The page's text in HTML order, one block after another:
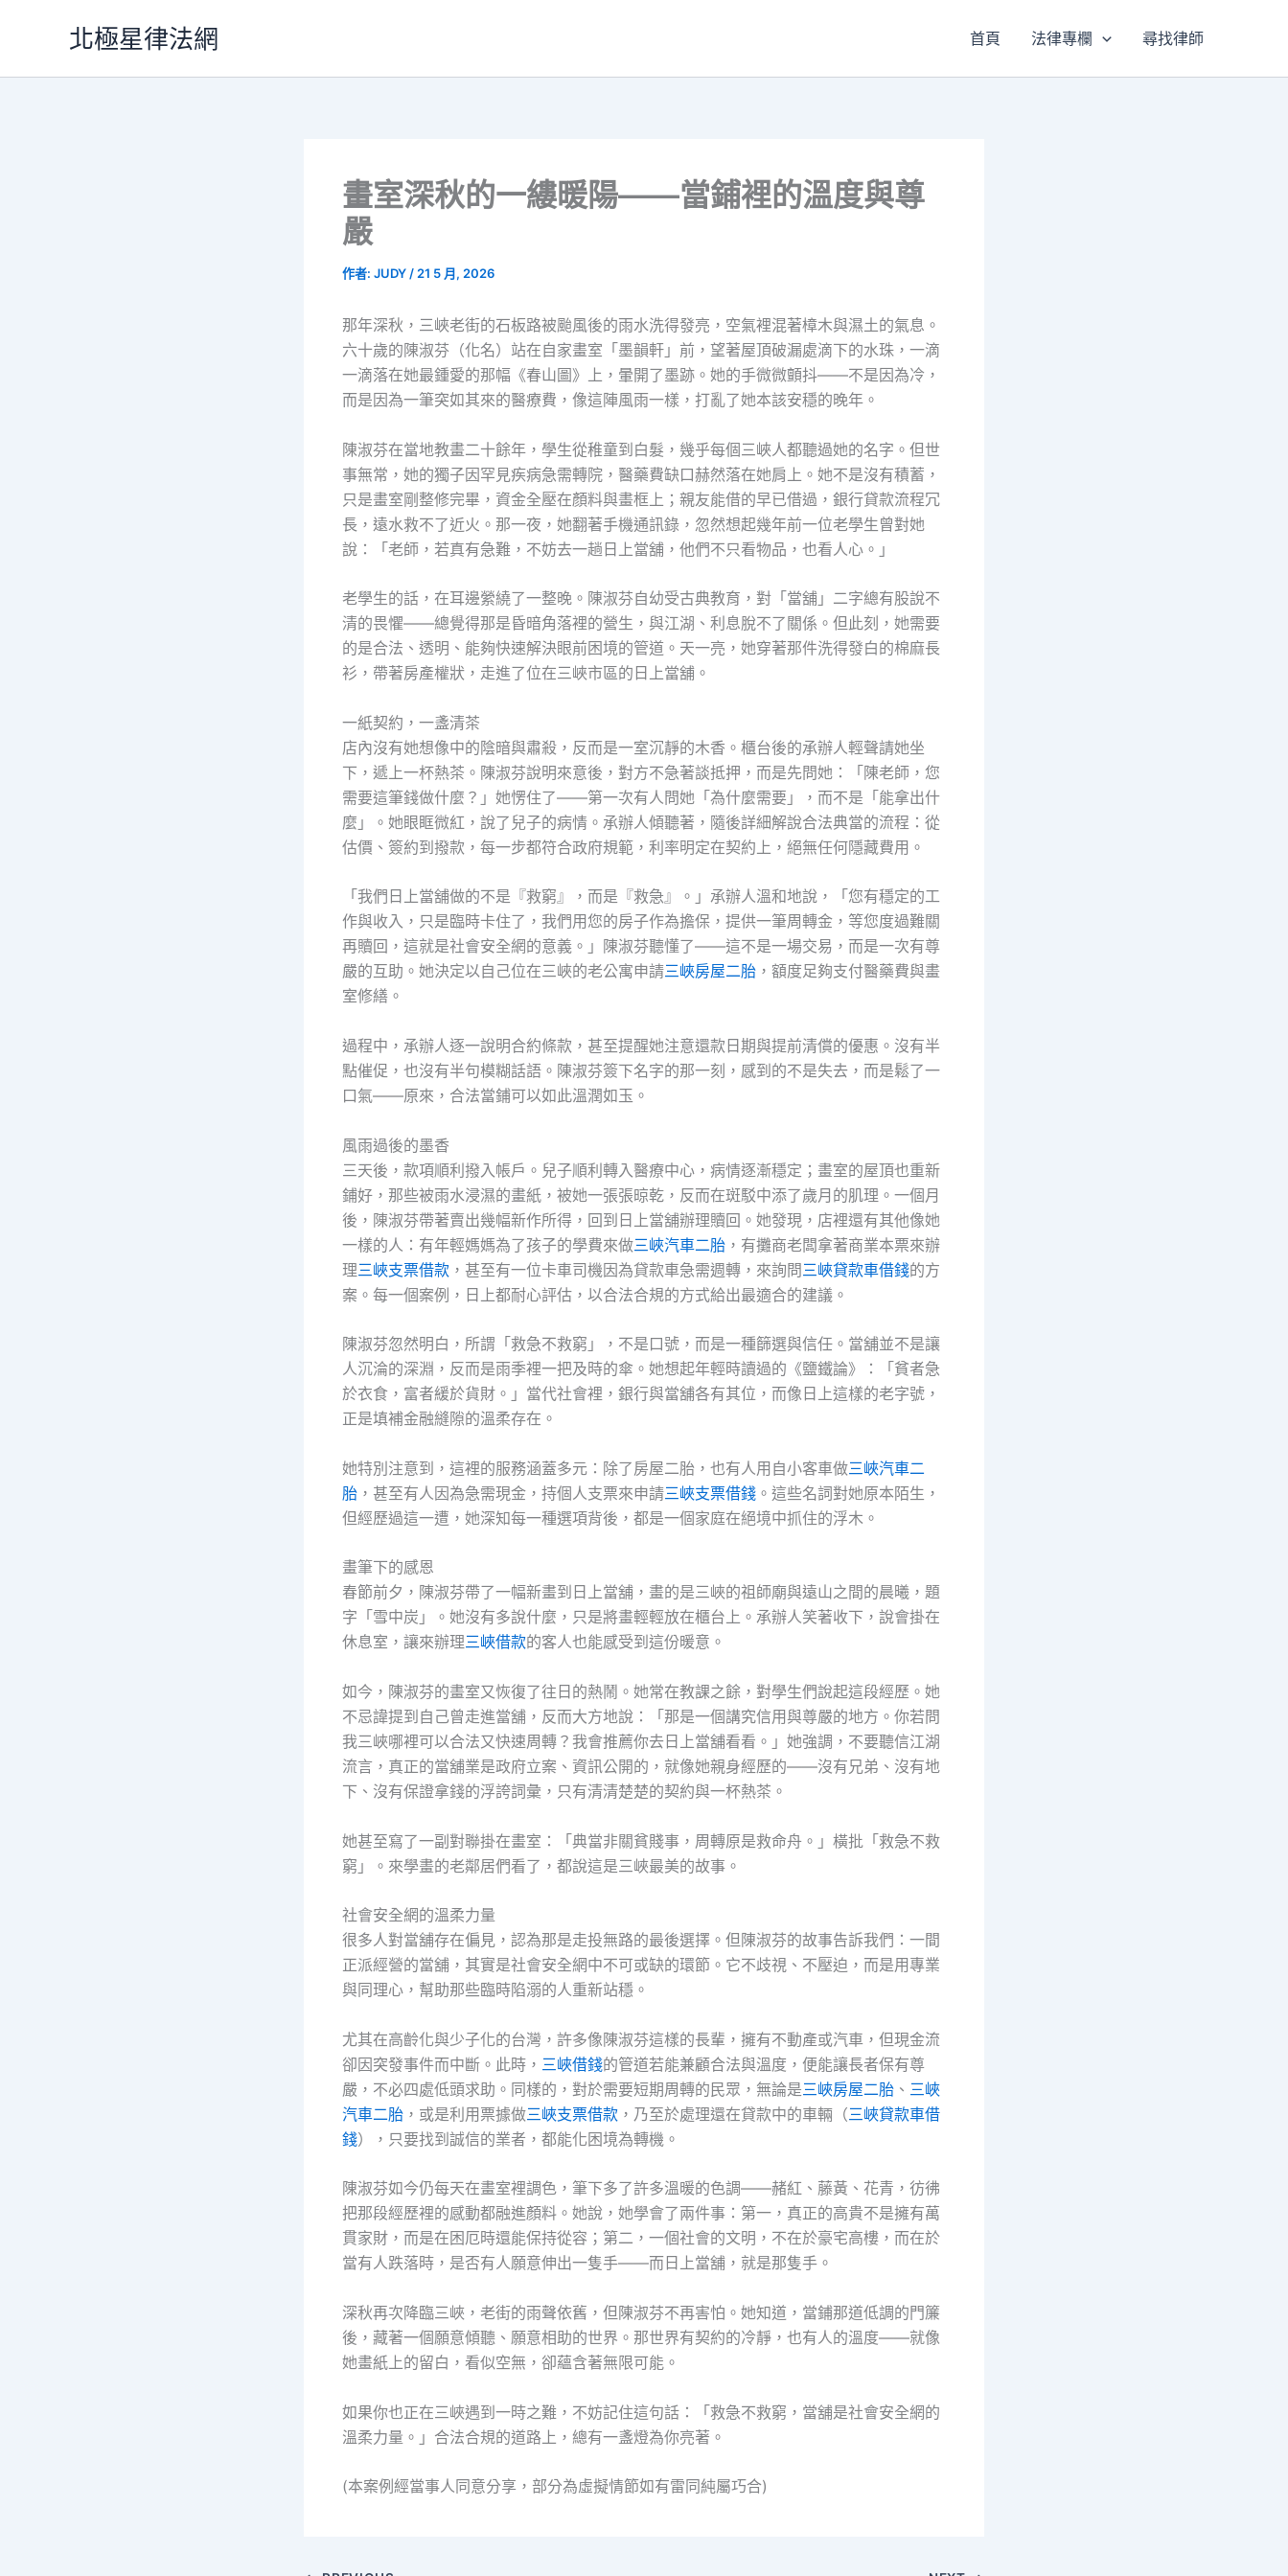
北極星律法網 首頁 法律專欄 尋找律師
畫室深秋的一縷暖陽——當鋪裡的溫度與尊
嚴
作者: JUDY / 21 5 月, 2026
那年深秋，三峽老街的石板路被颱風後的雨水洗得發亮，空氣裡混著樟木與濕土的氣息。
六十歲的陳淑芬（化名）站在自家畫室「墨韻軒」前，望著屋頂破漏處滴下的水珠，一滴
一滴落在她最鍾愛的那幅《春山圖》上，暈開了墨跡。她的手微微顫抖——不是因為冷，
而是因為一筆突如其來的醫療費，像這陣風雨一樣，打亂了她本該安穩的晚年。
陳淑芬在當地教畫二十餘年，學生從稚童到白髮，幾乎每個三峽人都聽過她的名字。但世
事無常，她的獨子因罕見疾病急需轉院，醫藥費缺口赫然落在她肩上。她不是沒有積蓄，
只是畫室剛整修完畢，資金全壓在顏料與畫框上；親友能借的早已借過，銀行貸款流程冗
長，遠水救不了近火。那一夜，她翻著手機通訊錄，忽然想起幾年前一位老學生曾對她
說：「老師，若真有急難，不妨去一趟日上當舖，他們不只看物品，也看人心。」
老學生的話，在耳邊縈繞了一整晚。陳淑芬自幼受古典教育，對「當舖」二字總有股說不
清的畏懼——總覺得那是昏暗角落裡的營生，與江湖、利息脫不了關係。但此刻，她需要
的是合法、透明、能夠快速解決眼前困境的管道。天一亮，她穿著那件洗得發白的棉麻長
衫，帶著房產權狀，走進了位在三峽市區的日上當舖。
一紙契約，一盞清茶
店內沒有她想像中的陰暗與肅殺，反而是一室沉靜的木香。櫃台後的承辦人輕聲請她坐
下，遞上一杯熱茶。陳淑芬說明來意後，對方不急著談抵押，而是先問她：「陳老師，您
需要這筆錢做什麼？」她愣住了——第一次有人問她「為什麼需要」，而不是「能拿出什
麼」。她眼眶微紅，說了兒子的病情。承辦人傾聽著，隨後詳細解說合法典當的流程：從
估價、簽約到撥款，每一步都符合政府規範，利率明定在契約上，絕無任何隱藏費用。
「我們日上當舖做的不是『救窮』，而是『救急』。」承辦人溫和地說，「您有穩定的工
作與收入，只是臨時卡住了，我們用您的房子作為擔保，提供一筆周轉金，等您度過難關
再贖回，這就是社會安全網的意義。」陳淑芬聽懂了——這不是一場交易，而是一次有尊
嚴的互助。她決定以自己位在三峽的老公寓申請三峽房屋二胎 ，額度足夠支付醫藥費與畫
室修繕。
過程中，承辦人逐一說明合約條款，甚至提醒她注意還款日期與提前清償的優惠。沒有半
點催促，也沒有半句模糊話語。陳淑芬簽下名字的那一刻，感到的不是失去，而是鬆了一
口氣——原來，合法當鋪可以如此溫潤如玉。
風雨過後的墨香
三天後，款項順利撥入帳戶。兒子順利轉入醫療中心，病情逐漸穩定；畫室的屋頂也重新
鋪好，那些被雨水浸濕的畫紙，被她一張張晾乾，反而在斑駁中添了歲月的肌理。一個月
後，陳淑芬帶著賣出幾幅新作所得，回到日上當舖辦理贖回。她發現，店裡還有其他像她
一樣的人：有年輕媽媽為了孩子的學費來做三峽汽車二胎 ，有攤商老闆拿著商業本票來辦
理三峽支票借款 ，甚至有一位卡車司機因為貸款車急需週轉，來詢問三峽貸款車借錢的方
案。每一個案例，日上都耐心評估，以合法合規的方式給出最適合的建議。
陳淑芬忽然明白，所謂「救急不救窮」，不是口號，而是一種篩選與信任。當舖並不是讓
人沉淪的深淵，反而是雨季裡一把及時的傘。她想起年輕時讀過的《鹽鐵論》：「貧者急
於衣食，富者緩於貨財。」當代社會裡，銀行與當舖各有其位，而像日上這樣的老字號，
正是填補金融縫隙的溫柔存在。
她特別注意到，這裡的服務涵蓋多元：除了房屋二胎，也有人用自小客車做三峽汽車二
胎 ，甚至有人因為急需現金，持個人支票來申請三峽支票借錢 。這些名詞對她原本陌生，
但經歷過這一遭，她深知每一種選項背後，都是一個家庭在絕境中抓住的浮木。
畫筆下的感恩
春節前夕，陳淑芬帶了一幅新畫到日上當舖，畫的是三峽的祖師廟與遠山之間的晨曦，題
字「雪中炭」。她沒有多說什麼，只是將畫輕輕放在櫃台上。承辦人笑著收下，說會掛在
休息室，讓來辦理三峽借款的客人也能感受到這份暖意。
如今，陳淑芬的畫室又恢復了往日的熱鬧。她常在教課之餘，對學生們說起這段經歷。她
不忌諱提到自己曾走進當舖，反而大方地說：「那是一個講究信用與尊嚴的地方。你若問
我三峽哪裡可以合法又快速周轉？我會推薦你去日上當舖看看。」她強調，不要聽信江湖
流言，真正的當舖業是政府立案、資訊公開的，就像她親身經歷的——沒有兄弟、沒有地
下、沒有保證拿錢的浮誇詞彙，只有清清楚楚的契約與一杯熱茶。
她甚至寫了一副對聯掛在畫室：「典當非關貧賤事，周轉原是救命舟。」橫批「救急不救
窮」。來學畫的老鄰居們看了，都說這是三峽最美的故事。
社會安全網的溫柔力量
很多人對當舖存在偏見，認為那是走投無路的最後選擇。但陳淑芬的故事告訴我們：一間
正派經營的當舖，其實是社會安全網中不可或缺的環節。它不歧視、不壓迫，而是用專業
與同理心，幫助那些臨時陷溺的人重新站穩。
尤其在高齡化與少子化的台灣，許多像陳淑芬這樣的長輩，擁有不動產或汽車，但現金流
卻因突發事件而中斷。此時， 三峽借錢的管道若能兼顧合法與溫度，便能讓長者保有尊
嚴，不必四處低頭求助。同樣的，對於需要短期周轉的民眾，無論是三峽房屋二胎 、 三峽
汽車二胎 ，或是利用票據做三峽支票借款 ，乃至於處理還在貸款中的車輛（三峽貸款車借
錢），只要找到誠信的業者，都能化困境為轉機。
陳淑芬如今仍每天在畫室裡調色，筆下多了許多溫暖的色調——赭紅、藤黃、花青，彷彿
把那段經歷裡的感動都融進顏料。她說，她學會了兩件事：第一，真正的高貴不是擁有萬
貫家財，而是在困厄時還能保持從容；第二，一個社會的文明，不在於豪宅高樓，而在於
當有人跌落時，是否有人願意伸出一隻手——而日上當舖，就是那隻手。
深秋再次降臨三峽，老街的雨聲依舊，但陳淑芬不再害怕。她知道，當鋪那道低調的門簾
後，藏著一個願意傾聽、願意相助的世界。那世界有契約的冷靜，也有人的溫度——就像
她畫紙上的留白，看似空無，卻蘊含著無限可能。
如果你也正在三峽遇到一時之難，不妨記住這句話：「救急不救窮，當舖是社會安全網的
溫柔力量。」合法合規的道路上，總有一盞燈為你亮著。
(本案例經當事人同意分享，部分為虛擬情節如有雷同純屬巧合)